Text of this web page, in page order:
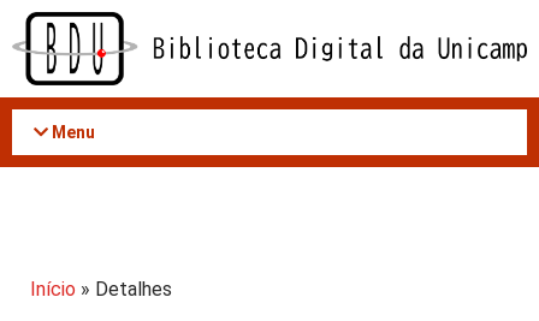
Acessar
conteúdo
Menu
Início » Detalhes